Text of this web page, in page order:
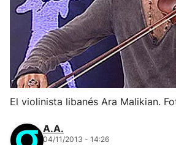
El violinista libanés Ara Malikian.
A.A.
04/11/2013 - 14:26